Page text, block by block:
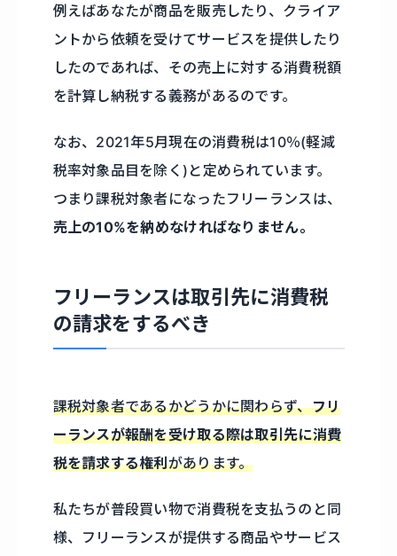
例えばあなたが商品を販売したり、クライア
ントから依頼を受けてサービスを提供したり
したのであれば、その売上に対する消費税額
を計算し納税する義務があるのです。
なお、2021年5月現在の消費税は10％(軽減
税率対象品目を除く)と定められています。
つまり課税対象者になったフリーランスは、
売上の10%を納めなければなりません。
フリーランスは取引先に消費税
の請求をするべき
課税対象者であるかどうかに関わらず、フリ
ーランスが報酬を受け取る際は取引先に消費
税を請求する権利があります。
私たちが普段買い物で消費税を支払うのと同
様、フリーランスが提供する商品やサービス